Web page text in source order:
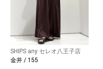
SHIPS any セレオ八王子店
金井 / 155